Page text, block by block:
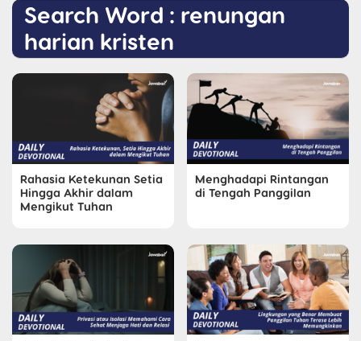
Search Word : renungan
harian kristen
Rahasia Ketekunan Setia
Hingga Akhir dalam
Mengikut Tuhan
Menghadapi Rintangan
di Tengah Panggilan